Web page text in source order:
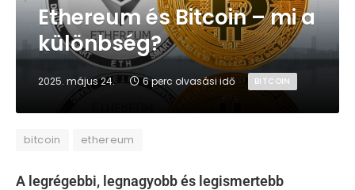
Ethereum és Bitcoin – mi a
különbség?
2025. május 24. 6 perc olvasási idő BITCOIN
bitcoin ethereum
A legrégebbi, legnagyobb és legismertebb